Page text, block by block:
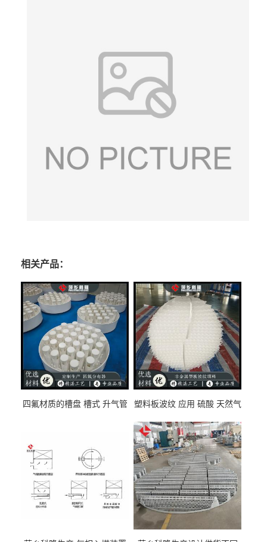
相关产品：
四氟材质的槽盘 槽式 升气管
塑料板波纹 应用 硫酸 天然气